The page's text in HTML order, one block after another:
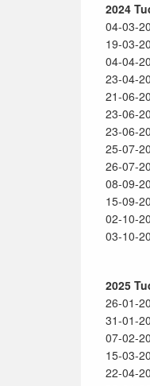
2024
04-03-
19-03-
04-04-
23-04-
21-06-
23-06-
23-06-
25-07-
26-07-
08-09-
15-09-
02-10-
03-10-
2025
26-01-
31-01-
07-02-
15-03-
22-04-